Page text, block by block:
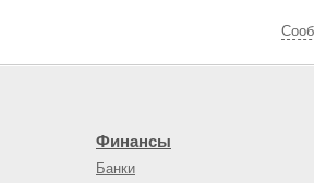
Финансы
Банки